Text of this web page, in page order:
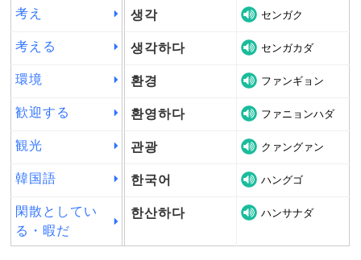
考え 생각 センガク
考える 생각하다 センガカダ
環境 환경 ファンギョン
歓迎する 환영하다 ファニョンハダ
観光 관광 クァングァン
韓国語 한국어 ハングゴ
閑散としてい
る・暇だ
한산하다 ハンサナダ